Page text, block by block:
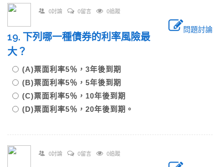
0討論 0留言 0追蹤
問題討論
19. 下列哪一種債券的利率風險最
大？
(A)票面利率5％，3年後到期
(B)票面利率5％，5年後到期
(C)票面利率5％，10年後到期
(D)票面利率5％，20年後到期。
0討論 0留言 0追蹤